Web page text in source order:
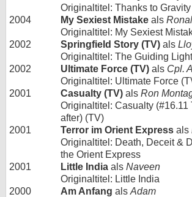
Originaltitel: Thanks to Gravity
2004
My Sexiest Mistake als
Originaltitel: My Sexiest
2002
Springfield Story (TV) als
Originaltitel: The Guiding
2002
Ultimate Force (TV) als Cpl.
Originaltitel: Ultimate Force
2001
Casualty (TV) als Ron
Originaltitel: Casualty (#16.11
after) (TV)
2001
Terror im Orient Express als
Originaltitel: Death, Deceit &
the Orient Express
2001
Little India als Naveen
Originaltitel: Little India
2000
Am Anfang als Adam